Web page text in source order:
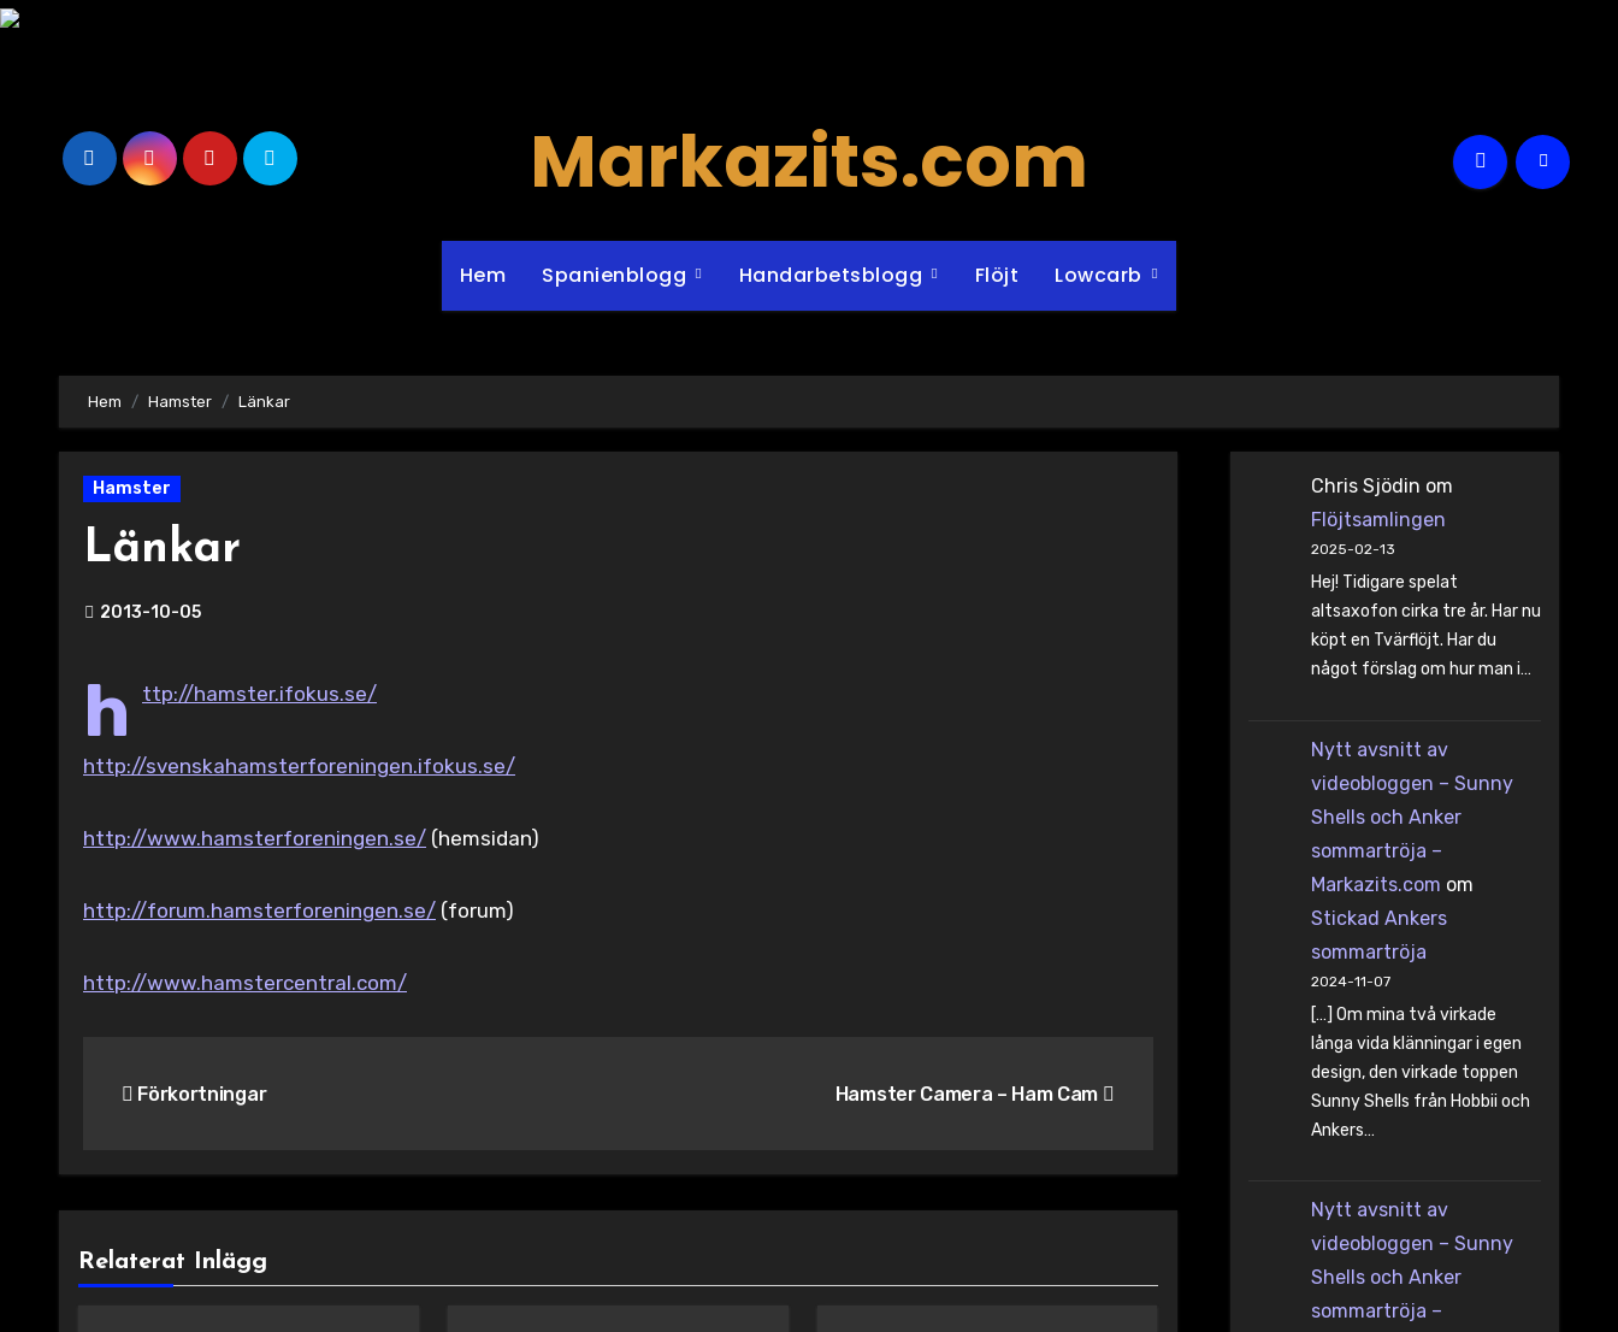
Hoppa
Markazits.com
Hem Spanienblogg Handarbetsblogg Flöjt Lowcarb
Hem Hamster Länkar
Hamster
Länkar
2013-10-05
h ttp://hamster.ifokus.se/
http://svenskahamsterforeningen.ifokus.se/
http://www.hamsterforeningen.se/ (hemsidan)
http://forum.hamsterforeningen.se/ (forum)
http://www.hamstercentral.com/
Förkortningar Hamster Camera – Ham Cam
Relaterat Inlägg
Chris Sjödin om
Flöjtsamlingen
2025-02-13
Hej! Tidigare spelat
altsaxofon cirka tre år. Har nu
köpt en Tvärflöjt. Har du
något förslag om hur man i…
Nytt avsnitt av
videobloggen – Sunny
Shells och Anker
sommartröja –
Markazits.com om
Stickad Ankers
sommartröja
2024-11-07
[…] Om mina två virkade
långa vida klänningar i egen
design, den virkade toppen
Sunny Shells från Hobbii och
Ankers…
Nytt avsnitt av
videobloggen – Sunny
Shells och Anker
sommartröja –